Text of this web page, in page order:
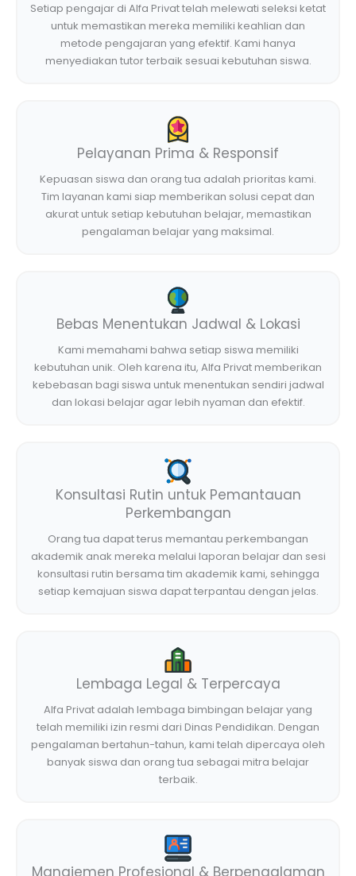
Setiap pengajar di Alfa Privat telah melewati seleksi ketat
untuk memastikan mereka memiliki keahlian dan
metode pengajaran yang efektif. Kami hanya
menyediakan tutor terbaik sesuai kebutuhan siswa.
Pelayanan Prima & Responsif
Kepuasan siswa dan orang tua adalah prioritas kami.
Tim layanan kami siap memberikan solusi cepat dan
akurat untuk setiap kebutuhan belajar, memastikan
pengalaman belajar yang maksimal.
Bebas Menentukan Jadwal & Lokasi
Kami memahami bahwa setiap siswa memiliki
kebutuhan unik. Oleh karena itu, Alfa Privat memberikan
kebebasan bagi siswa untuk menentukan sendiri jadwal
dan lokasi belajar agar lebih nyaman dan efektif.
Konsultasi Rutin untuk Pemantauan
Perkembangan
Orang tua dapat terus memantau perkembangan
akademik anak mereka melalui laporan belajar dan sesi
konsultasi rutin bersama tim akademik kami, sehingga
setiap kemajuan siswa dapat terpantau dengan jelas.
Lembaga Legal & Terpercaya
Alfa Privat adalah lembaga bimbingan belajar yang
telah memiliki izin resmi dari Dinas Pendidikan. Dengan
pengalaman bertahun-tahun, kami telah dipercaya oleh
banyak siswa dan orang tua sebagai mitra belajar
terbaik.
Manajemen Profesional & Berpengalaman